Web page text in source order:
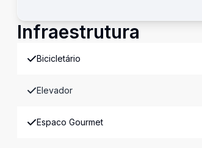
Infraestrutura
Bicicletário
Elevador
Espaco Gourmet